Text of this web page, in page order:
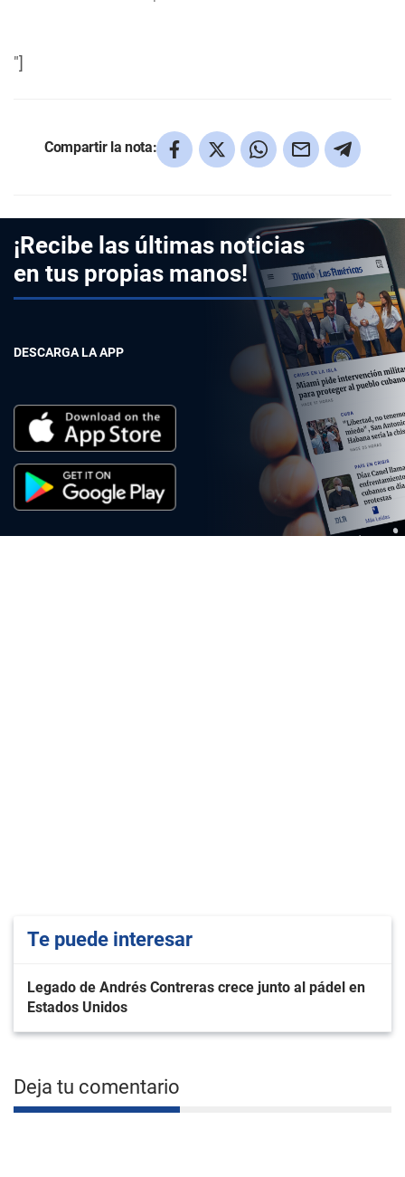
"]
Compartir la nota:
¡Recibe las últimas noticias
en tus propias manos!
DESCARGA LA APP
Te puede interesar
Legado de Andrés Contreras crece junto al pádel en
Estados Unidos
Deja tu comentario